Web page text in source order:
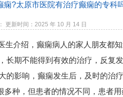
痫?太原市医院有治疗癫痫的专科
更新时间：2025 年 10 月 14 日
介绍，癫痫病人的家人朋友都
长期不能得到有效的治疗，反复
影响，癫痫发生后，及时的治疗
种，但患者的情况不同，患者